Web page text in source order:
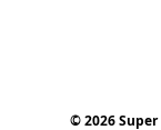
© 2026